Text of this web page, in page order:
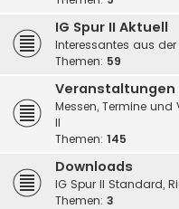
IG Spur II Aktuell
Interessantes aus der
Themen: 59
Veranstaltungen
Messen, Termine
II
Themen: 145
Downloads
IG Spur II Standard,
Themen: 3